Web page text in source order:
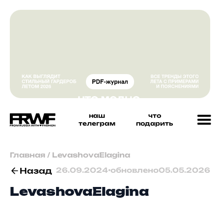
наш
телеграм
что
подарить
Главная / LevashovaElagina
Назад 26.09.2024•обновлено05.05.2026
LevashovaElagina